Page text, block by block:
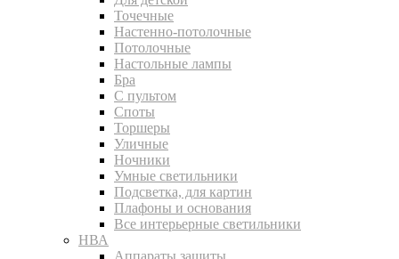
Точечные
Настенно-потолочные
Потолочные
Настольные лампы
Бра
С пультом
Споты
Торшеры
Уличные
Ночники
Умные светильники
Подсветка, для картин
Плафоны и основания
Все интерьерные светильники
НВА
Аппараты защиты